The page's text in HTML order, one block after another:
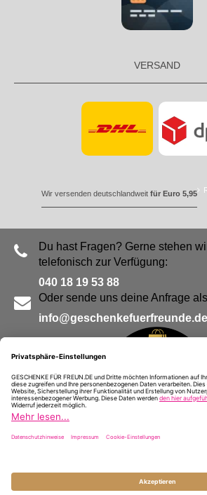
VERSAND
Wir versenden deutschlandweit für Euro 5,95
Du hast Fragen? Gerne stehen
telefonisch zur Verfügung:
040 18 19 53 88
Oder sende uns deine Anfrage
info@geschenkefuerfreunde.de
Impressum